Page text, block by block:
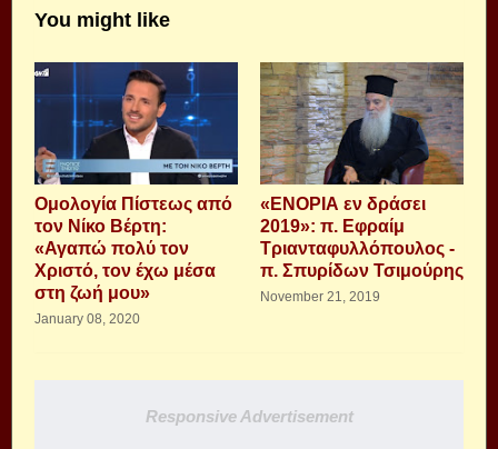
You might like
Ομολογία Πίστεως από
τον Νίκο Βέρτη:
«Αγαπώ πολύ τον
Χριστό, τον έχω μέσα
στη ζωή μου»
January 08, 2020
«ΕΝΟΡΙΑ εν δράσει
2019»: π. Εφραίμ
Τριανταφυλλόπουλος -
π. Σπυρίδων Τσιμούρης
November 21, 2019
Responsive Advertisement